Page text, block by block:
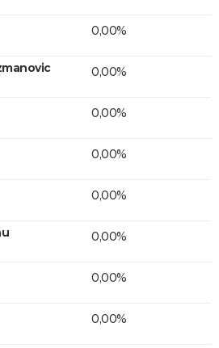
0,00%
0,00%
0,00%
0,00%
0,00%
0,00%
0,00%
0,00%